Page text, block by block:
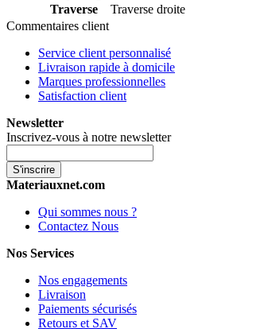
Traverse
Traverse droite
Commentaires client
Service client personnalisé
Livraison rapide à domicile
Marques professionnelles
Satisfaction client
Newsletter
Inscrivez-vous à notre newsletter
S'inscrire
Materiauxnet.com
Qui sommes nous ?
Contactez Nous
Nos Services
Nos engagements
Livraison
Paiements sécurisés
Retours et SAV